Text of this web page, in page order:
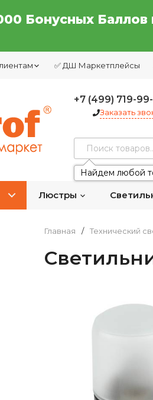
Бонусных
✅ ДШ Маркетплейсы
+7 (499) 719-
Заказать
Найдем любой
Люстры
Главная / Технический